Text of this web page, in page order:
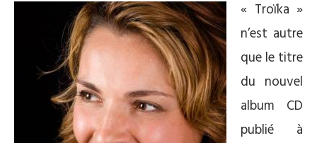
« Troïka »
n’est autre
que le titre
du nouvel
album CD
publié à